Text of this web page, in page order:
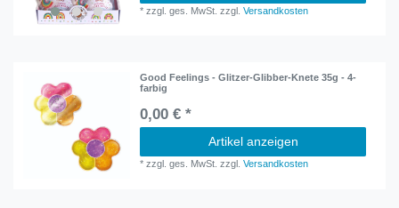
*zzgl. ges. MwSt. zzgl.Versandkosten
Good Feelings - Glitzer-Glibber-Knete 35g - 4-
farbig
0,00 € *
Artikel anzeigen
*zzgl. ges. MwSt. zzgl.Versandkosten